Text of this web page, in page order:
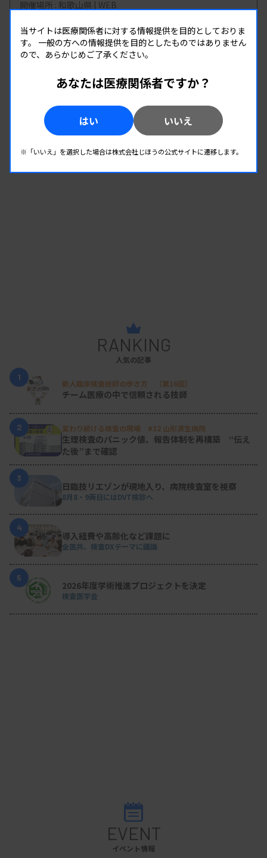
開催場所 : 和歌山県 | WEB
2026年度第1回北信支部学習会
長野県臨床検査技師会
開催場所 : 長野県
RANKING
人気の記事
1
新人臨床検査技師の歩き方 ［第16回］
チーム医療の中で信頼される技師
2 変わり続ける検査の現場 #32 山形済生病院
生理検査のパニック値、報告体制を再構築 “伝え
た後”まで確認
3
日臨技リエゾンが現地入り、病院検査室を視察
8月8・9両日にはDVT検診へ
4
導入経費や高齢化など課題に
全医共、検査DXテーマに議論
5
2026年度学術推進プロジェクトを決定
検査医学会
EVENT
イベント情報
当サイトは医療関係者に対する情報提供を目的としておりま
す。 一般の方への情報提供を目的としたものではありません
ので、あらかじめご了承ください。
あなたは医療関係者ですか？
はい いいえ
※「いいえ」を選択した場合は株式会社じほうの公式サイトに遷移します。